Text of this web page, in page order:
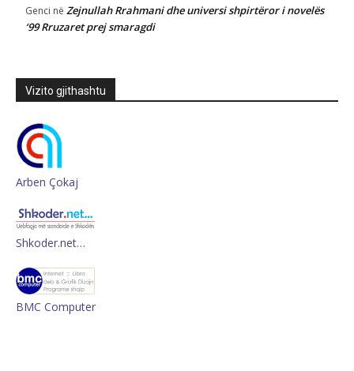
Genci në Zejnullah Rrahmani dhe universi shpirtëror i novelës
‘99 Rruzaret prej smaragdi
Vizito gjithashtu
Arben Çokaj
Shkoder.net…
BMC Computer